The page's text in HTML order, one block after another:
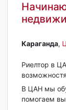
Караганда‎,
Риелтор в
В ЦАН мы
помогаем